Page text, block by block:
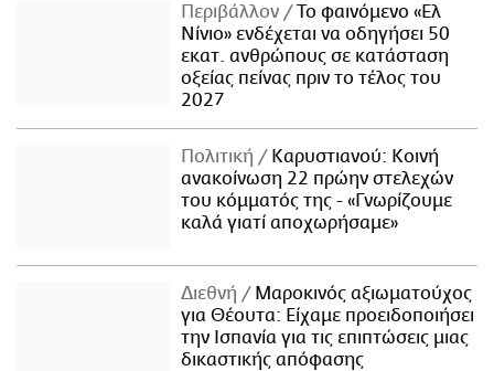
Περιβάλλον
Το φαινόμενο «Ελ
Νίνιο» ενδέχεται να οδηγήσει 50
εκατ. ανθρώπους σε κατάσταση
οξείας πείνας πριν το τέλος του
2027
Πολιτική
Καρυστιανού: Κοινή
ανακοίνωση 22 πρώην στελεχών
του κόμματός της - «Γνωρίζουμε
καλά γιατί αποχωρήσαμε»
Διεθνή
Μαροκινός αξιωματούχος
για Θέουτα: Είχαμε προειδοποιήσει
την Ισπανία για τις επιπτώσεις μιας
δικαστικής απόφασης